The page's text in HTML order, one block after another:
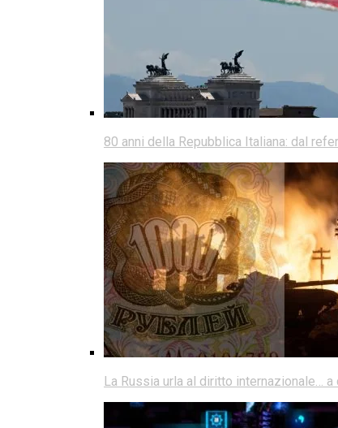
80 anni della Repubblica Italiana: dal
La Russia urla al diritto internazionale…